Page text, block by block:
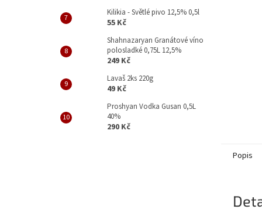
Kilikia - Světlé pivo 12,5% 0,5l
55 Kč
Shahnazaryan Granátové víno
polosladké 0,75L 12,5%
249 Kč
Lavaš 2ks 220g
49 Kč
Proshyan Vodka Gusan 0,5L
40%
290 Kč
Popis